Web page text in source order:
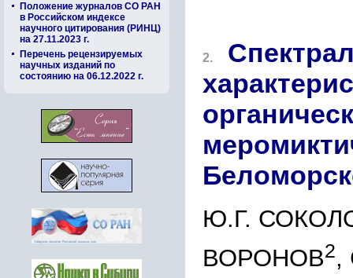
Положение журналов СО РАН
в Российском индексе
научного цитирования (РИНЦ)
на 27.11.2023 г.
Перечень рецензируемых
научных изданий по
состоянию на 06.12.2022 г.
2.
Ю.Г.
ВОРОНОВ2,